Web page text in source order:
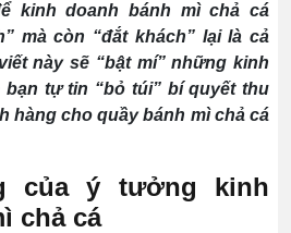
kinh doanh bánh mì chả cá
mà còn “đắt khách” lại là cả
này sẽ “bật mí” những kinh
tự tin “bỏ túi” bí quyết thu
hàng cho quầy bánh mì chả cá
của ý tưởng kinh
chả cá